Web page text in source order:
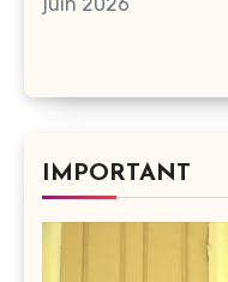
IMPORTANT